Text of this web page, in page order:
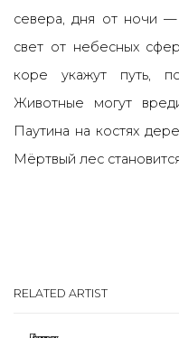
севера, дня от ночи
свет от небесных
коре укажут путь,
Животные могут
Паутина на костях
Мёртвый лес
RELATED ARTIST